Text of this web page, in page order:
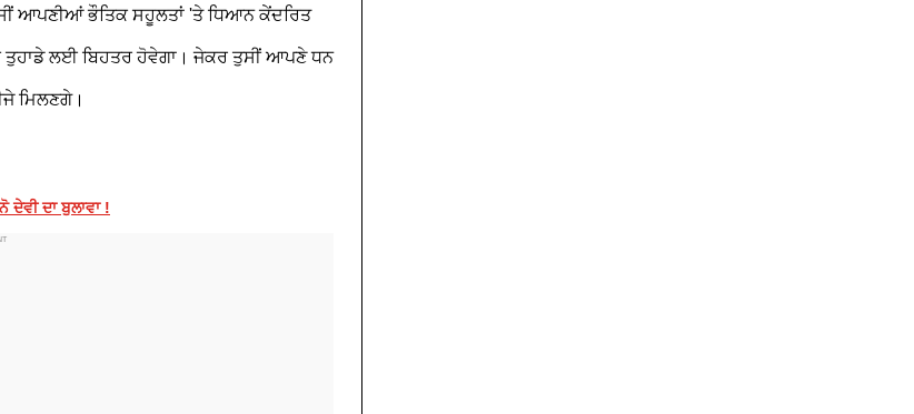
ਆਪਣੀਆਂ ਭੌਤਿਕ ਸਹੂਲਤਾਂ 'ਤੇ ਧਿਆਨ ਕੇਂਦਰਿਤ
ਤੁਹਾਡੇ ਲਈ ਬਿਹਤਰ ਹੋਵੇਗਾ। ਜੇਕਰ ਤੁਸੀਂ ਆਪਣੇ ਧਨ
ਮਿਲਣਗੇ।
ਦਾ ਬੁਲਾਵਾ !